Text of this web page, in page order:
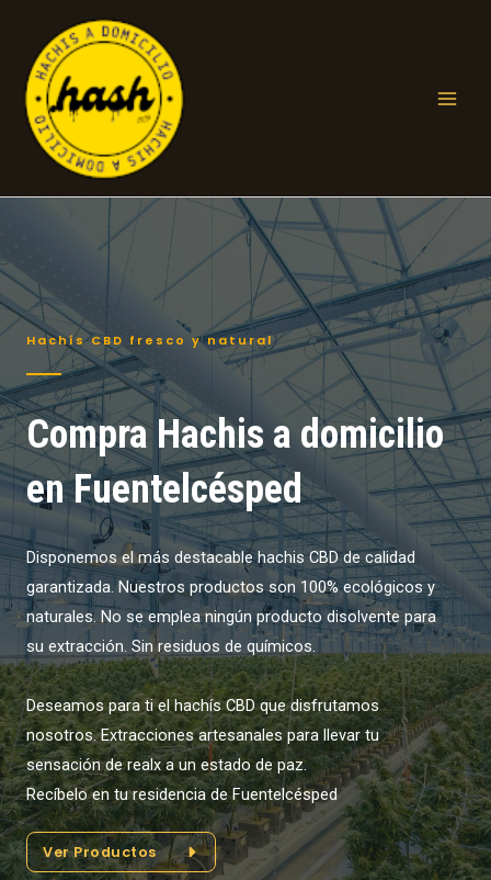
contenido
Hachís CBD fresco y natural
Compra Hachis a domicilio
en Fuentelcésped
Disponemos el más destacable hachis CBD de calidad
garantizada. Nuestros productos son 100% ecológicos y
naturales. No se emplea ningún producto disolvente para
su extracción. Sin residuos de químicos.
Deseamos para ti el hachís CBD que disfrutamos
nosotros. Extracciones artesanales para llevar tu
sensación de realx a un estado de paz.
Recíbelo en tu residencia de Fuentelcésped
Ver Productos